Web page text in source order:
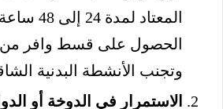
المعتاد
الحصول على قسط وافر من
وتجنب الأنشطة البدنية
الاستمرار في الدوخة أو